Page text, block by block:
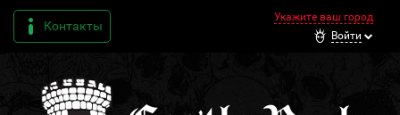
Контакты
Укажите ваш город
Войти